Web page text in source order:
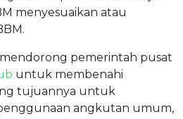
menyesuaikan atau
pemerintah pusat
untuk membenahi
tujuannya untuk
angkutan umum,